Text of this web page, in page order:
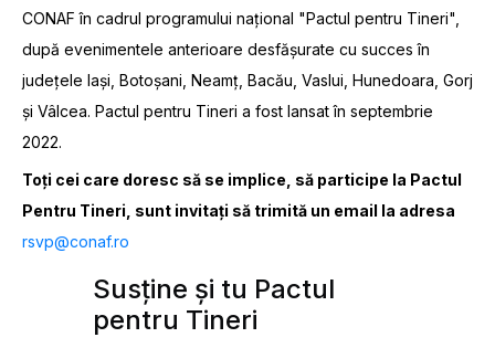
CONAF în cadrul programului național "Pactul pentru Tineri",
după evenimentele anterioare desfășurate cu succes în
județele Iași, Botoșani, Neamț, Bacău, Vaslui, Hunedoara, Gorj
și Vâlcea. Pactul pentru Tineri a fost lansat în septembrie
2022.
Toți cei care doresc să se implice, să participe la Pactul
Pentru Tineri, sunt invitați să trimită un email la adresa
rsvp@conaf.ro
Susține și tu Pactul
pentru Tineri